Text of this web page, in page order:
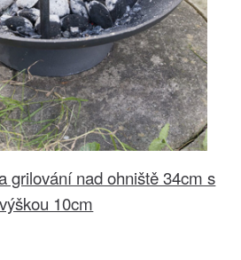
grilování nad ohniště 34cm s
výškou 10cm